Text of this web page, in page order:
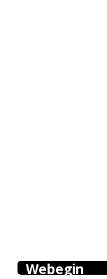
Webegin